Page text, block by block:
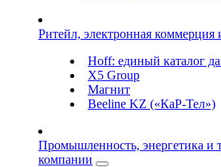
Ритейл, электронная коммерция
Hoff: единый каталог
X5 Group
Магнит
Beeline KZ («КаР-Тел»)
Промышленность, энергетика и
компании